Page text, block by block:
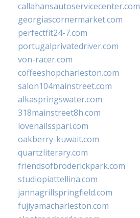
callahansautoservicecenter.com
georgiascornermarket.com
perfectfit24-7.com
portugalprivatedriver.com
von-racer.com
coffeeshopcharleston.com
salon104mainstreet.com
alkaspringswater.com
318mainstreet8h.com
lovenailsspari.com
oakberry-kuwait.com
quartzliterary.com
friendsofbroderickpark.com
studiopiattellina.com
jannagrillspringfield.com
fujiyamacharleston.com